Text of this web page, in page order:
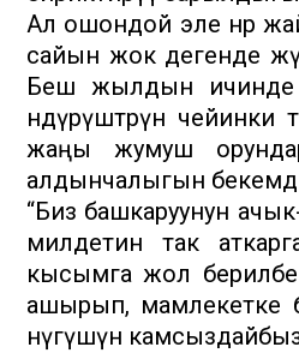
Ал ошондой эле өнөр
сайын жок дегенде
Беш жылдын ичинде
өндүрүштөрүнө
жаңы жумуш
алдынчалыгын
“Биз башкаруунун
милдетин так
кысымга жол
ашырып, мамлекетке
өнүгүшүн